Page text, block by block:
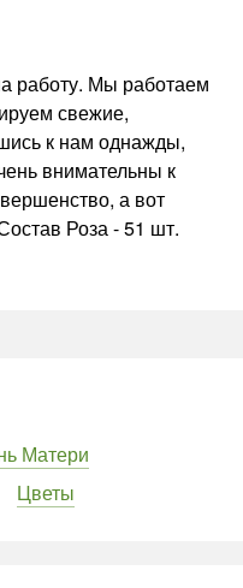
работу. Мы работаем
свежие,
к нам однажды,
внимательны к
а вот
Роза - 51 шт.
Матери
Цветы